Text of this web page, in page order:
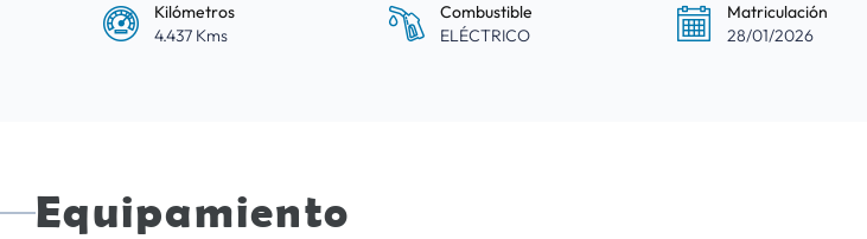
Kilómetros
4.437 Kms
Combustible
ELÉCTRICO
Matriculación
28/01/2026
Equipamiento